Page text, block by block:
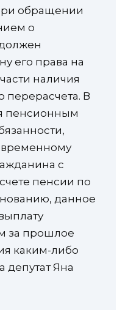
обращении
о
его права на
наличия
перерасчета. В
пенсионным
с
пенсии по
данное
за прошлое
каким-либо
депутат Яна